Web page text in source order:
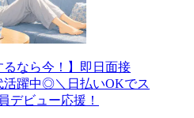
るなら今！】即日面接
活躍中◎＼日払いOKでス
デビュー応援！